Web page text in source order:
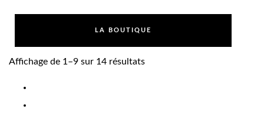
LA BOUTIQUE
Affichage de 1–9 sur 14 résultats